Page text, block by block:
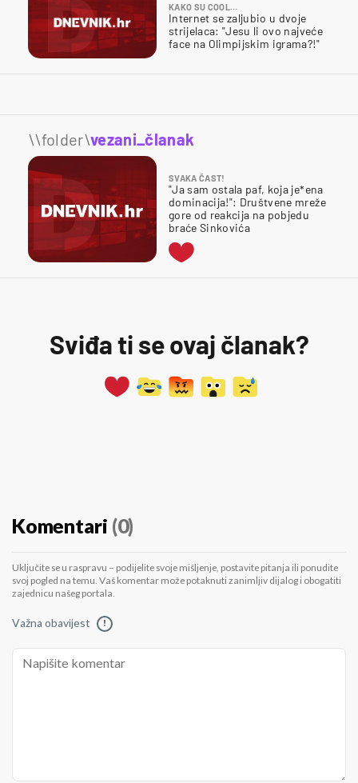
KAKO SU COOL…
Internet se zaljubio u dvoje
strijelaca: "Jesu li ovo najveće
face na Olimpijskim igrama?!"
\\folder\vezani_članak
SVAKA ČAST!
"Ja sam ostala paf, koja je*ena
dominacija!": Društvene mreže
gore od reakcija na pobjedu
braće Sinkovića
Sviđa ti se ovaj članak?
Komentari (0)
Uključite se u raspravu – podijelite svoje mišljenje, postavite pitanja ili ponudite
svoj pogled na temu. Vaš komentar može potaknuti zanimljiv dijalog i obogatiti
zajednicu našeg portala.
Važna obavijest !